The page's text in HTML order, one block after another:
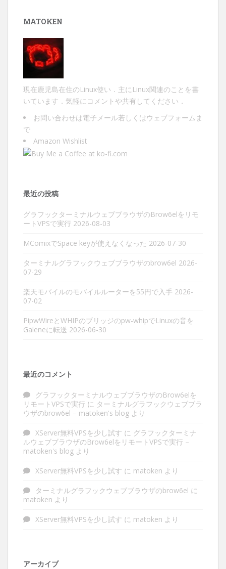
MATOKEN
現在鹿児島在住のLinux使い．主にLinux関連のことを書
いています．気軽にコメントや共有してください．
お問い合わせは電子メール若しくは ウェブフォーム ま
で
Amazon Wishlist
最近の投稿
グラフックターミナルウェブブラウザのBrow6elをリモ
ートVPSで実行 2026-08-03
MComixでSpace keyが使えなくなった 2026-07-30
ターミナルグラフックウェブブラウザのbrow6el 2026-
07-29
楽天モバイルのモバイルルーターを55円で入手 2026-
07-02
PipwWireとWHIPのブリッジのpw-whipでLinuxの音を
Galeneに転送 2026-06-30
最近のコメント
グラフックターミナルウェブブラウザのBrow6elを
リモートVPSで実行 に ターミナルグラフックウェブブラ
ウザのbrow6el – matoken's blog より
XServer無料VPSを少し試す に グラフックターミナ
ルウェブブラウザのBrow6elをリモートVPSで実行 –
matoken's blog より
XServer無料VPSを少し試す に matoken より
ターミナルグラフックウェブブラウザのbrow6el に
matoken より
XServer無料VPSを少し試す に matoken より
アーカイブ